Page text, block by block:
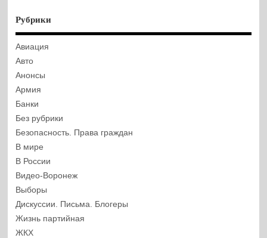
Рубрики
Авиация
Авто
Анонсы
Армия
Банки
Без рубрики
Безопасность. Права граждан
В мире
В России
Видео-Воронеж
Выборы
Дискуссии. Письма. Блогеры
Жизнь партийная
ЖКХ